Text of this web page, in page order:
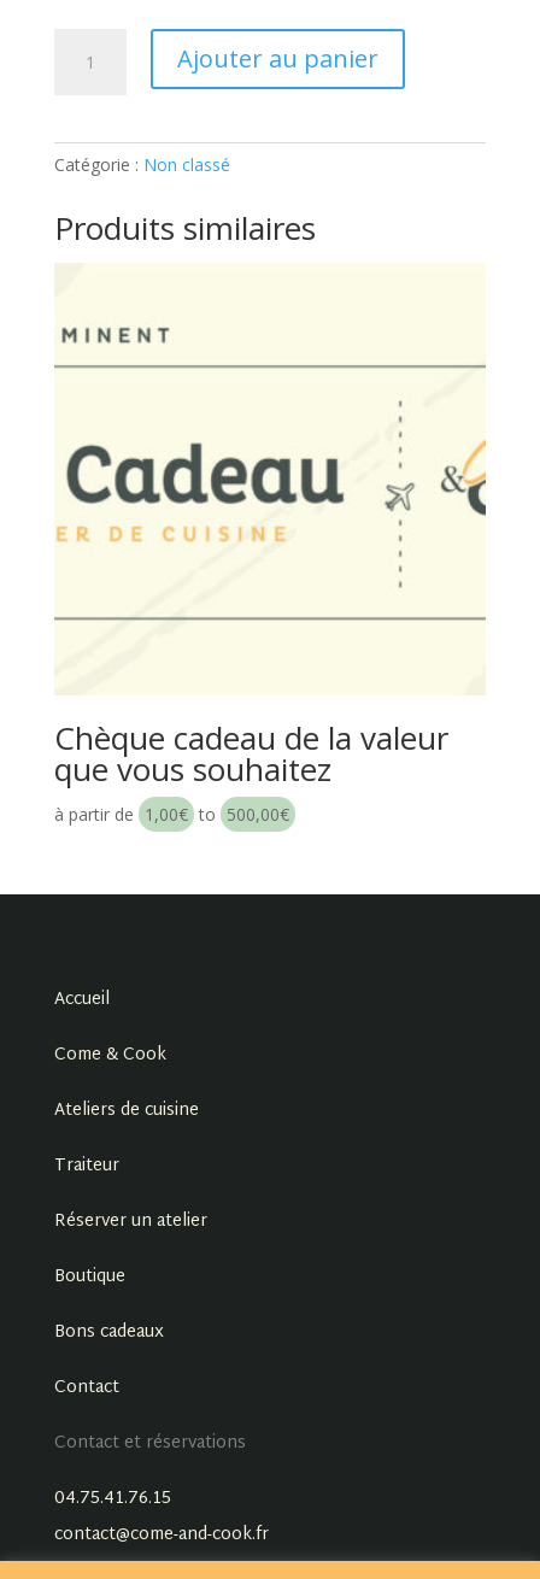
ENFANT
MIAM
LES
Ticket
Ajouter au panier
Catégorie : Non classé
Produits similaires
Chèque cadeau de la valeur
que vous souhaitez
à partir de 1,00€ to 500,00€
Accueil
Come & Cook
Ateliers de cuisine
Traiteur
Réserver un atelier
Boutique
Bons cadeaux
Contact
Contact et réservations
04.75.41.76.15
contact@come-and-cook.fr